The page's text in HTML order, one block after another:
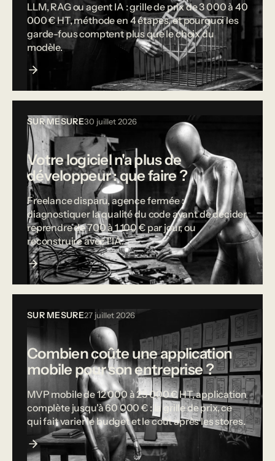
LLM, RAG ou agent IA : grille de prix de 3 000 à 40
000 € HT, méthode en 4 étapes, et pourquoi les
garde-fous comptent plus que le choix du
modèle.
SUR MESURE30 juillet 2026
Votre logiciel n'a plus de
développeur : que faire ?
Freelance disparu, agence fermée :
diagnostiquer la qualité du code avant de décider,
reprendre de 700 à 1 100 € par jour, ou
reconstruire avec l'IA.
SUR MESURE27 juillet 2026
Combien coûte une application
mobile pour son entreprise ?
MVP mobile de 12 000 à 25 000 € HT, application
complète jusqu'à 60 000 € : la grille de prix, ce
qui fait varier le budget et le coût après les stores.